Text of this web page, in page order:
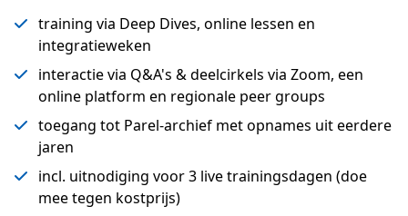
training via Deep Dives, online lessen en
integratieweken
interactie via Q&A's & deelcirkels via Zoom, een
online platform en regionale peer groups
toegang tot Parel-archief met opnames uit eerdere
jaren
incl. uitnodiging voor 3 live trainingsdagen (doe
mee tegen kostprijs)